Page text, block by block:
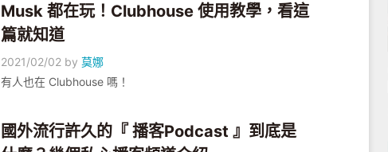
Musk 都在玩！Clubhouse 使用教學，看這
篇就知道
2021/02/02 by莫娜
有人也在 Clubhouse 嗎！
國外流行許久的『 播客Podcast 』到底是